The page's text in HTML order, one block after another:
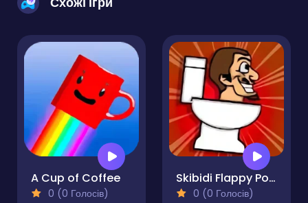
A Cup of Coffee
0 (0 Голосів)
Skibidi Flappy Poppy
0 (0 Голосів)